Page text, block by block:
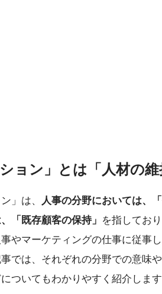
ション」とは「人材の
」は、
人事の分野においては、
「既存顧客の保持」 を指してお
やマーケティングの仕事に従事
では、それぞれの分野での意味
ついてもわかりやすく紹介します